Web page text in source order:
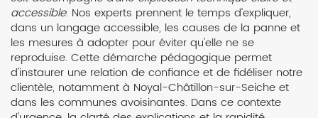
accessible. Nos experts prennent le temps d'expliquer,
dans un langage accessible, les causes de la panne et
les mesures à adopter pour éviter qu'elle ne se
reproduise. Cette démarche pédagogique permet
d'instaurer une relation de confiance et de fidéliser notre
clientèle, notamment à Noyal-Châtillon-sur-Seiche et
dans les communes avoisinantes. Dans ce contexte